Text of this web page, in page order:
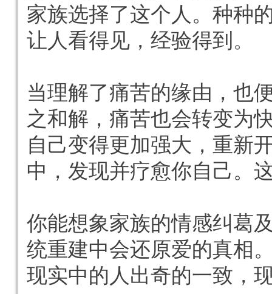
家族选择了这个人。种种
让人看得见，经验得到。
当理解了痛苦的缘由，也
之和解，痛苦也会转变为
自己变得更加强大，重新
中，发现并疗愈你自己。
你能想象家族的情感纠葛
统重建中会还原爱的真相
现实中的人出奇的一致，